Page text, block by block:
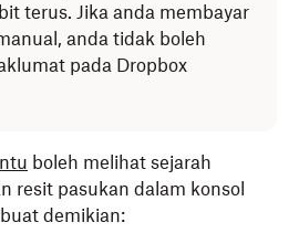
terus. Jika anda membayar
anda tidak boleh
pada Dropbox
boleh melihat sejarah
resit pasukan dalam konsol
demikian: